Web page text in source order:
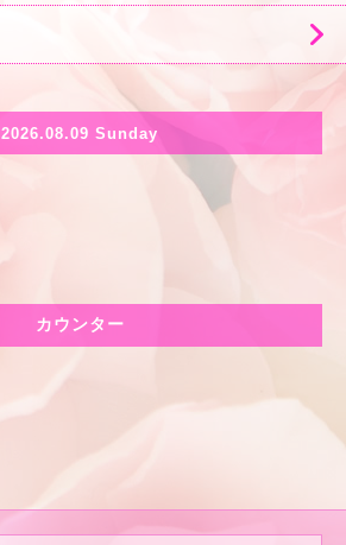
2026.08.09 Sunday
カウンター